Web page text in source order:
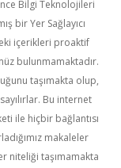
Bilgi Teknolojileri
bir Yer Sağlayıcı
içerikleri proaktif
bulunmamaktadır.
taşımakta olup,
Bu internet
ile hiçbir bağlantısı
makaleler
niteliği taşımamakta